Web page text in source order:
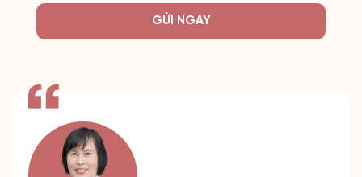
GỬI NGAY